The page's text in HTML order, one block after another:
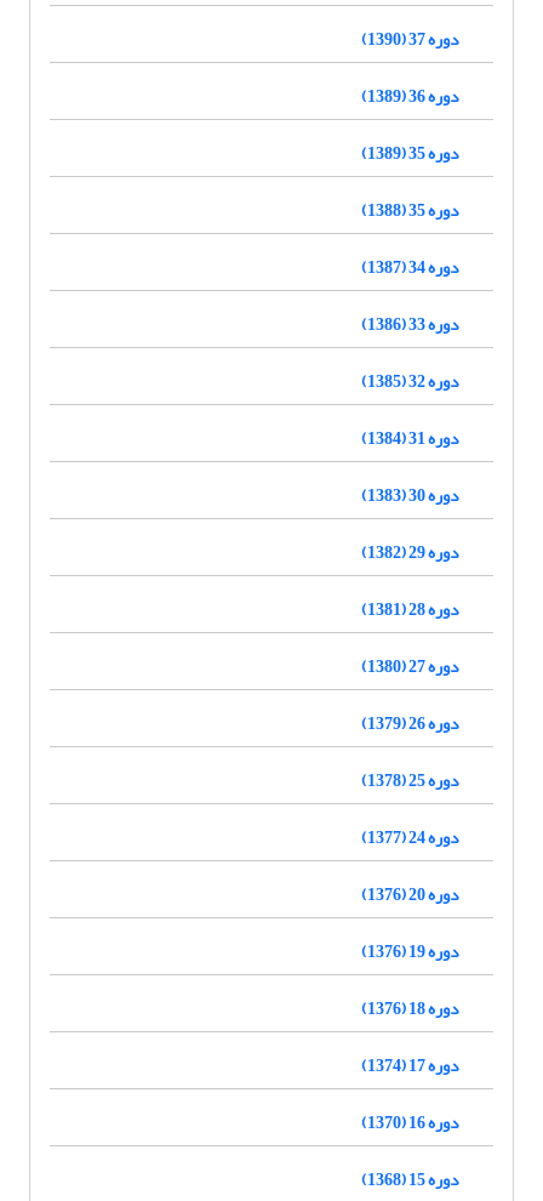
دوره 37 (1390)
دوره 36 (1389)
دوره 35 (1389)
دوره 35 (1388)
دوره 34 (1387)
دوره 33 (1386)
دوره 32 (1385)
دوره 31 (1384)
دوره 30 (1383)
دوره 29 (1382)
دوره 28 (1381)
دوره 27 (1380)
دوره 26 (1379)
دوره 25 (1378)
دوره 24 (1377)
دوره 20 (1376)
دوره 19 (1376)
دوره 18 (1376)
دوره 17 (1374)
دوره 16 (1370)
دوره 15 (1368)